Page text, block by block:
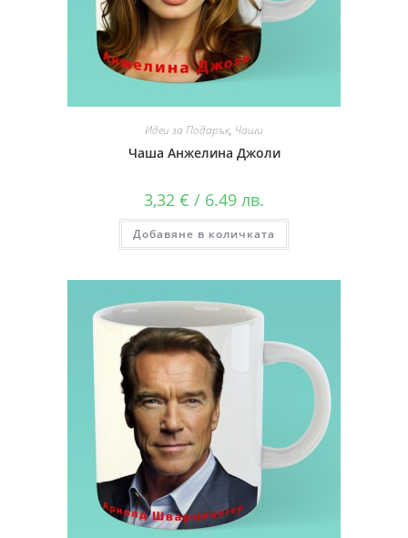
Идеи за Подарък, Чаши
Чаша Анжелина Джоли
3,32 € / 6.49 лв.
Добавяне в количката